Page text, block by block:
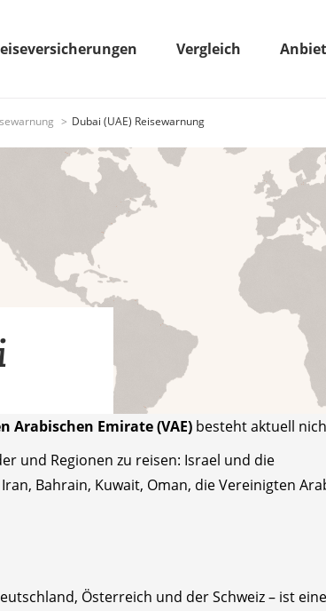
Vergleich
Dubai (UAE) Reisewarnung
Arabischen Emirate (VAE) besteht aktuell
und Regionen zu reisen: Israel und die
Bahrain, Kuwait, Oman, die Vereinigten
Österreich und der Schweiz – ist eine